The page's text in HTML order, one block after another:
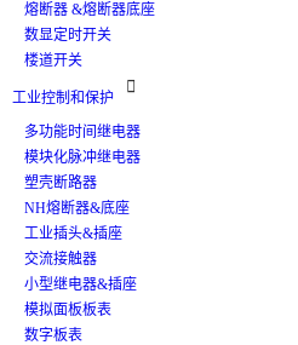
熔断器 &熔断器底座
数显定时开关
楼道开关
工业控制和保护

多功能时间继电器
模块化脉冲继电器
塑壳断路器
NH熔断器&底座
工业插头&插座
交流接触器
小型继电器&插座
模拟面板板表
数字板表